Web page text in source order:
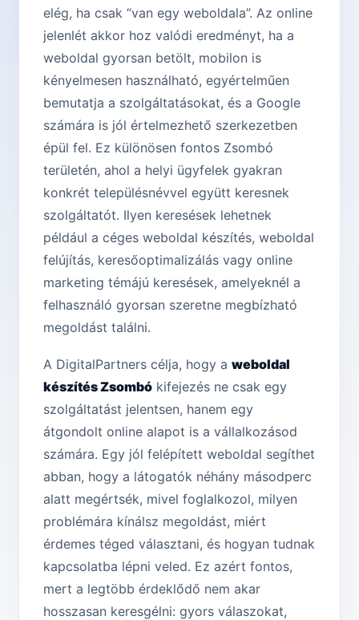
elég, ha csak “van egy weboldala”. Az online
jelenlét akkor hoz valódi eredményt, ha a
weboldal gyorsan betölt, mobilon is
kényelmesen használható, egyértelműen
bemutatja a szolgáltatásokat, és a Google
számára is jól értelmezhető szerkezetben
épül fel. Ez különösen fontos Zsombó
területén, ahol a helyi ügyfelek gyakran
konkrét településnévvel együtt keresnek
szolgáltatót. Ilyen keresések lehetnek
például a céges weboldal készítés, weboldal
felújítás, keresőoptimalizálás vagy online
marketing témájú keresések, amelyeknél a
felhasználó gyorsan szeretne megbízható
megoldást találni.
A DigitalPartners célja, hogy a weboldal
készítés Zsombó kifejezés ne csak egy
szolgáltatást jelentsen, hanem egy
átgondolt online alapot is a vállalkozásod
számára. Egy jól felépített weboldal segíthet
abban, hogy a látogatók néhány másodperc
alatt megértsék, mivel foglalkozol, milyen
problémára kínálsz megoldást, miért
érdemes téged választani, és hogyan tudnak
kapcsolatba lépni veled. Ez azért fontos,
mert a legtöbb érdeklődő nem akar
hosszasan keresgélni: gyors válaszokat,